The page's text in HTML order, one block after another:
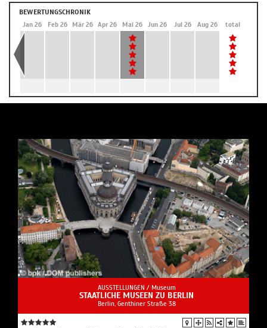
BEWERTUNGSCHRONIK
Jan 26 Feb 26 Mär 26 Apr 26 Mai 26 Jun 26 Jul 26 Aug 26 total
AUSSTELLUNGEN / Museum
STAATLICHE MUSEEN ZU BERLIN
Berlin, Genthiner Straße 38